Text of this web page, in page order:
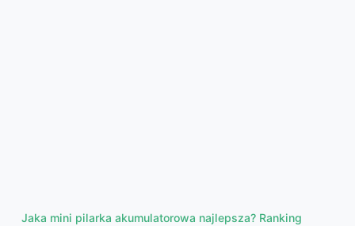
Jaka mini pilarka akumulatorowa najlepsza? Ranking